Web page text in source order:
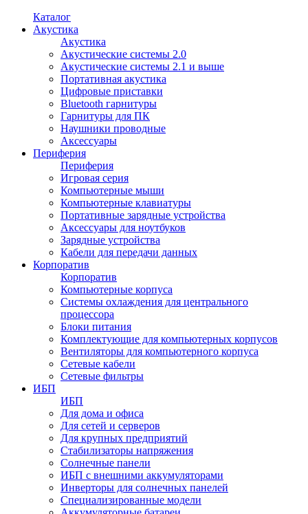
Каталог
Акустика
Акустика
Акустические системы 2.0
Акустические системы 2.1 и выше
Портативная акустика
Цифровые приставки
Bluetooth гарнитуры
Гарнитуры для ПК
Наушники проводные
Аксессуары
Периферия
Периферия
Игровая серия
Компьютерные мыши
Компьютерные клавиатуры
Портативные зарядные устройства
Аксессуары для ноутбуков
Зарядные устройства
Кабели для передачи данных
Корпоратив
Корпоратив
Компьютерные корпуса
Системы охлаждения для центрального
процессора
Блоки питания
Комплектующие для компьютерных корпусов
Вентиляторы для компьютерного корпуса
Сетевые кабели
Сетевые фильтры
ИБП
ИБП
Для дома и офиса
Для сетей и серверов
Для крупных предприятий
Стабилизаторы напряжения
Солнечные панели
ИБП с внешними аккумуляторами
Инверторы для солнечных панелей
Специализированные модели